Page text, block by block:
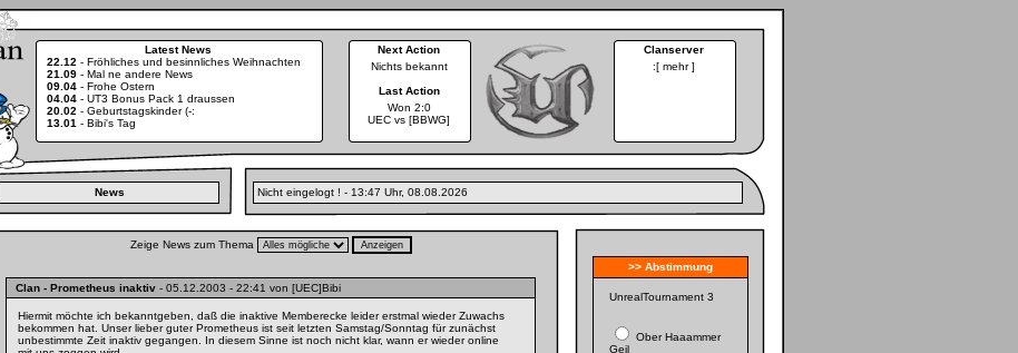
Latest News
22.12 - Fröhliches und besinnliches Weihnachten
21.09- Mal ne andere News
09.04- Frohe Ostern
04.04- UT3 Bonus Pack 1 draussen
20.02 - Geburtstagskinder (-:
13.01 - Bibi's Tag
Next Action
Nichts bekannt
Last Action
Won 2:0
UEC vs [BBWG]
Clanserver
:[ mehr]
News Nicht eingelogt ! - 13:47 Uhr, 08.08.2026
Zeige News zum Thema
Clan - Prometheus inaktiv - 05.12.2003 - 22:41 von [UEC]Bibi
Hiermit möchte ich bekanntgeben, daß die inaktive Memberecke leider erstmal wieder Zuwachs
bekommen hat. Unser lieber guter Prometheus ist seit letzten Samstag/Sonntag für zunächst
unbestimmte Zeit inaktiv gegangen. In diesem Sinne ist noch nicht klar, wann er wieder online
>> Abstimmung
UnrealTournament 3
Ober Haaammer
Geil